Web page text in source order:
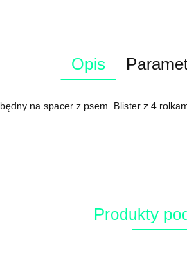
Opis
na spacer z psem. Blister z 4
Produkty